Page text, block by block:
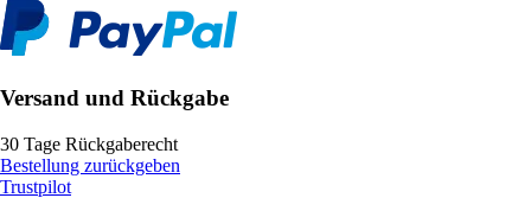
Versand und Rückgabe
30 Tage Rückgaberecht
Bestellung zurückgeben
Trustpilot